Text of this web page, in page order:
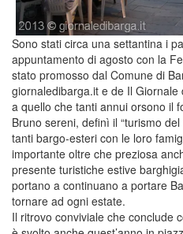
Sono stati circa una settantina i
appuntamento di agosto con la
stato promosso dal Comune di
giornaledibarga.it e de Il
a quello che tanti annui orsono il
Bruno sereni, definì il “turismo
tanti bargo-esteri con le loro
importante oltre che preziosa
presente turistiche estive
portano a continuano a portare
tornare ad ogni estate.
Il ritrovo conviviale che conclude